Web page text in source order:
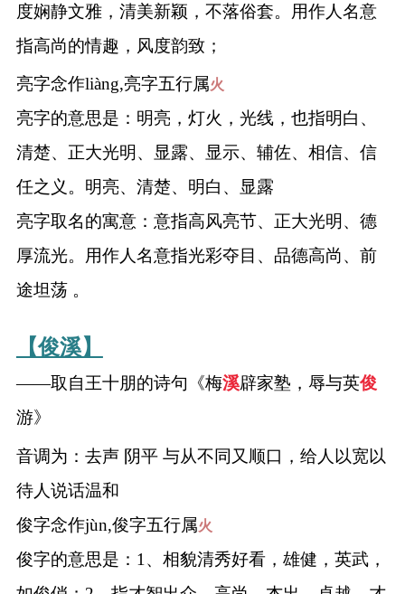
度娴静文雅，清美新颖，不落俗套。用作人名意
指高尚的情趣，风度韵致；
亮字念作liàng,亮字五行属火
亮字的意思是：明亮，灯火，光线，也指明白、
清楚、正大光明、显露、显示、辅佐、相信、信
任之义。明亮、清楚、明白、显露
亮字取名的寓意：意指高风亮节、正大光明、德
厚流光。用作人名意指光彩夺目、品德高尚、前
途坦荡 。
【俊溪】
——取自王十朋的诗句《梅溪辟家塾，辱与英俊
游》
音调为：去声 阴平 与从不同又顺口，给人以宽以
待人说话温和
俊字念作jùn,俊字五行属火
俊字的意思是：1、相貌清秀好看，雄健，英武，